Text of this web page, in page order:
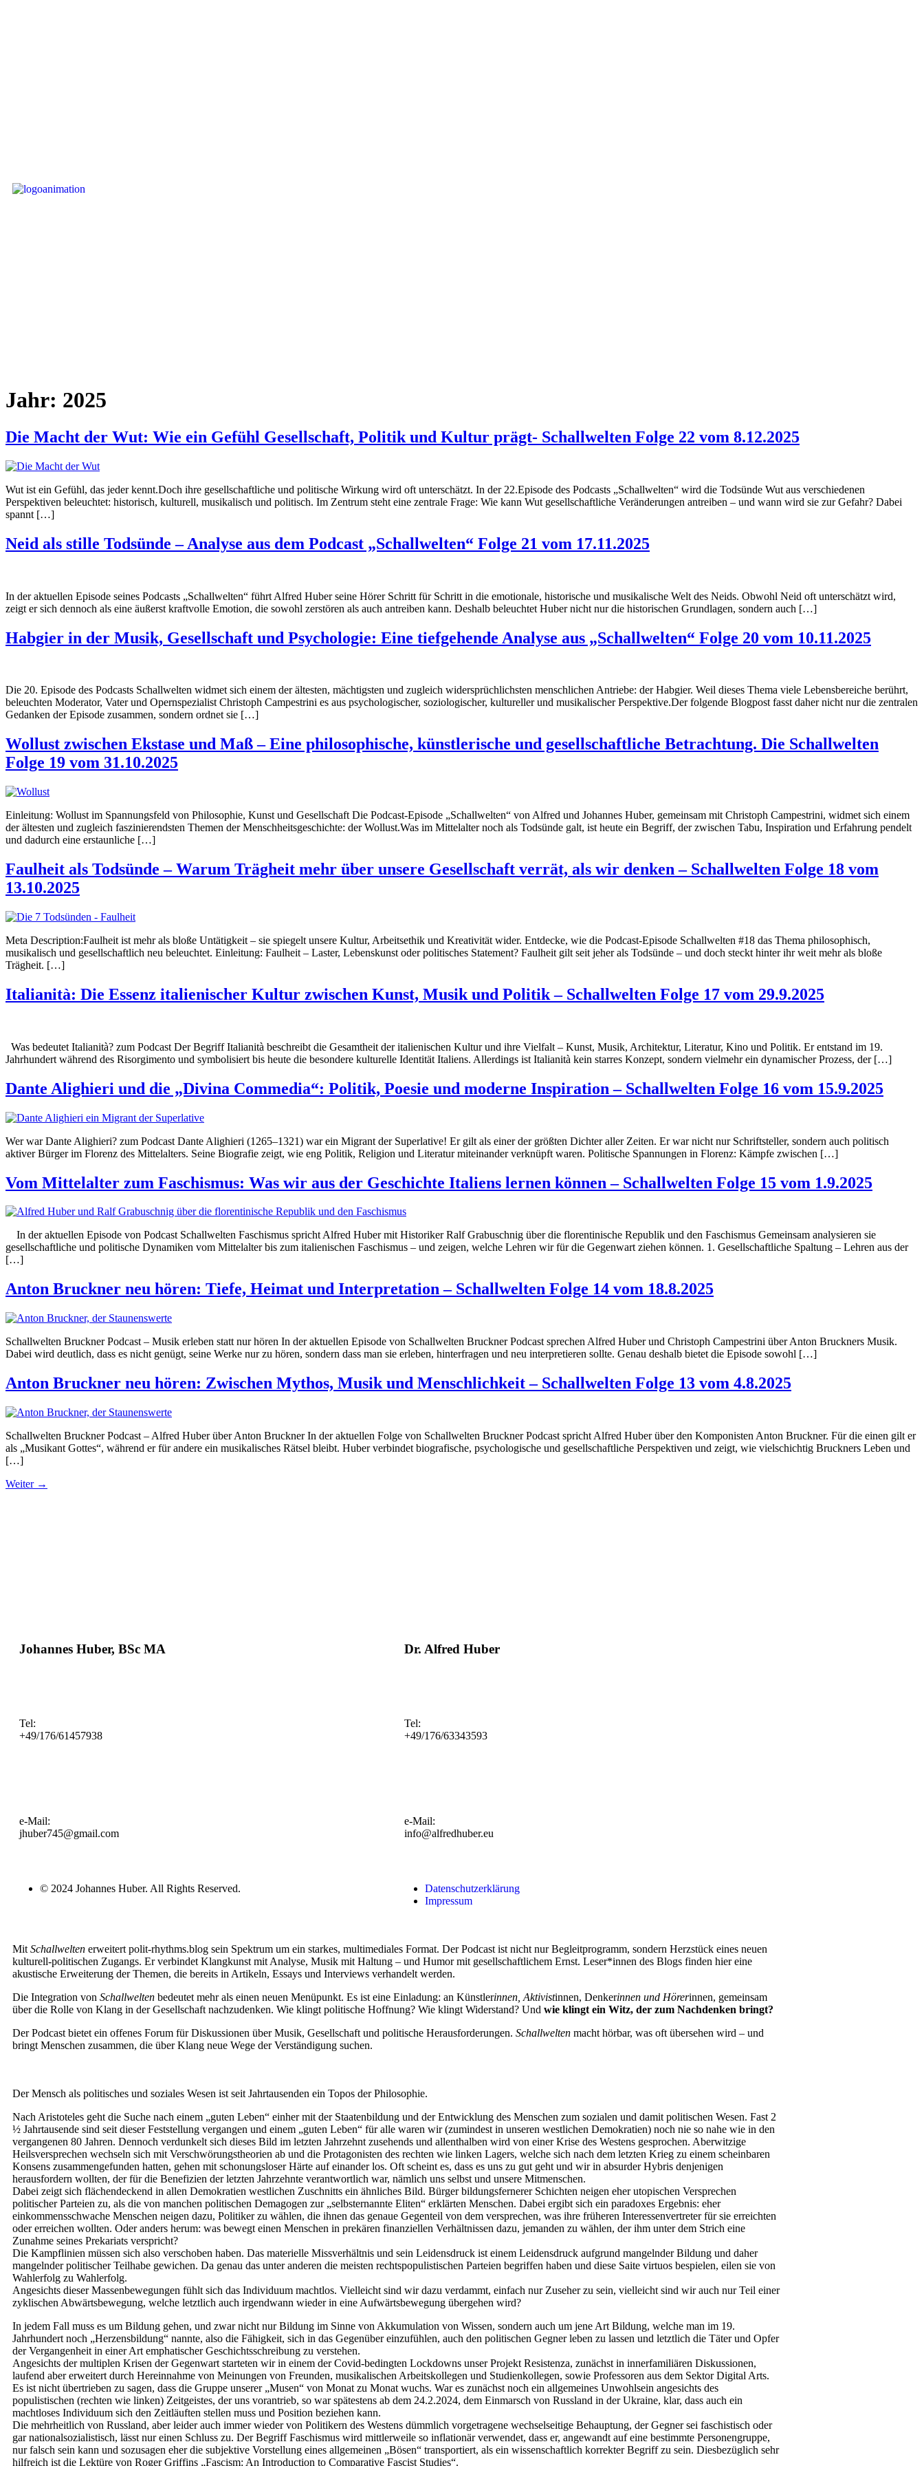
Jahr: 2025
Die Macht der Wut: Wie ein Gefühl Gesellschaft, Politik und Kultur prägt- Schallwelten Folge 22 vom 8.12.2025
Wut ist ein Gefühl, das jeder kennt.Doch ihre gesellschaftliche und politische Wirkung wird oft unterschätzt. In der 22.Episode des Podcasts „Schallwelten“ wird die Todsünde Wut aus verschiedenen
Perspektiven beleuchtet: historisch, kulturell, musikalisch und politisch. Im Zentrum steht eine zentrale Frage: Wie kann Wut gesellschaftliche Veränderungen antreiben – und wann wird sie zur Gefahr? Dabei
spannt […]
Neid als stille Todsünde – Analyse aus dem Podcast „Schallwelten“ Folge 21 vom 17.11.2025
In der aktuellen Episode seines Podcasts „Schallwelten“ führt Alfred Huber seine Hörer Schritt für Schritt in die emotionale, historische und musikalische Welt des Neids. Obwohl Neid oft unterschätzt wird,
zeigt er sich dennoch als eine äußerst kraftvolle Emotion, die sowohl zerstören als auch antreiben kann. Deshalb beleuchtet Huber nicht nur die historischen Grundlagen, sondern auch […]
Habgier in der Musik, Gesellschaft und Psychologie: Eine tiefgehende Analyse aus „Schallwelten“ Folge 20 vom 10.11.2025
Die 20. Episode des Podcasts Schallwelten widmet sich einem der ältesten, mächtigsten und zugleich widersprüchlichsten menschlichen Antriebe: der Habgier. Weil dieses Thema viele Lebensbereiche berührt,
beleuchten Moderator, Vater und Opernspezialist Christoph Campestrini es aus psychologischer, soziologischer, kultureller und musikalischer Perspektive.Der folgende Blogpost fasst daher nicht nur die zentralen
Gedanken der Episode zusammen, sondern ordnet sie […]
Wollust zwischen Ekstase und Maß – Eine philosophische, künstlerische und gesellschaftliche Betrachtung. Die Schallwelten
Folge 19 vom 31.10.2025
Einleitung: Wollust im Spannungsfeld von Philosophie, Kunst und Gesellschaft Die Podcast-Episode „Schallwelten“ von Alfred und Johannes Huber, gemeinsam mit Christoph Campestrini, widmet sich einem
der ältesten und zugleich faszinierendsten Themen der Menschheitsgeschichte: der Wollust.Was im Mittelalter noch als Todsünde galt, ist heute ein Begriff, der zwischen Tabu, Inspiration und Erfahrung pendelt
und dadurch eine erstaunliche […]
Faulheit als Todsünde – Warum Trägheit mehr über unsere Gesellschaft verrät, als wir denken – Schallwelten Folge 18 vom
13.10.2025
Meta Description:Faulheit ist mehr als bloße Untätigkeit – sie spiegelt unsere Kultur, Arbeitsethik und Kreativität wider. Entdecke, wie die Podcast-Episode Schallwelten #18 das Thema philosophisch,
musikalisch und gesellschaftlich neu beleuchtet. Einleitung: Faulheit – Laster, Lebenskunst oder politisches Statement? Faulheit gilt seit jeher als Todsünde – und doch steckt hinter ihr weit mehr als bloße
Trägheit. […]
Italianità: Die Essenz italienischer Kultur zwischen Kunst, Musik und Politik – Schallwelten Folge 17 vom 29.9.2025
Was bedeutet Italianità? zum Podcast Der Begriff Italianità beschreibt die Gesamtheit der italienischen Kultur und ihre Vielfalt – Kunst, Musik, Architektur, Literatur, Kino und Politik. Er entstand im 19.
Jahrhundert während des Risorgimento und symbolisiert bis heute die besondere kulturelle Identität Italiens. Allerdings ist Italianità kein starres Konzept, sondern vielmehr ein dynamischer Prozess, der […]
Dante Alighieri und die „Divina Commedia“: Politik, Poesie und moderne Inspiration – Schallwelten Folge 16 vom 15.9.2025
Wer war Dante Alighieri? zum Podcast Dante Alighieri (1265–1321) war ein Migrant der Superlative! Er gilt als einer der größten Dichter aller Zeiten. Er war nicht nur Schriftsteller, sondern auch politisch
aktiver Bürger im Florenz des Mittelalters. Seine Biografie zeigt, wie eng Politik, Religion und Literatur miteinander verknüpft waren. Politische Spannungen in Florenz: Kämpfe zwischen […]
Vom Mittelalter zum Faschismus: Was wir aus der Geschichte Italiens lernen können – Schallwelten Folge 15 vom 1.9.2025
In der aktuellen Episode von Podcast Schallwelten Faschismus spricht Alfred Huber mit Historiker Ralf Grabuschnig über die florentinische Republik und den Faschismus Gemeinsam analysieren sie
gesellschaftliche und politische Dynamiken vom Mittelalter bis zum italienischen Faschismus – und zeigen, welche Lehren wir für die Gegenwart ziehen können. 1. Gesellschaftliche Spaltung – Lehren aus der
[…]
Anton Bruckner neu hören: Tiefe, Heimat und Interpretation – Schallwelten Folge 14 vom 18.8.2025
Schallwelten Bruckner Podcast – Musik erleben statt nur hören In der aktuellen Episode von Schallwelten Bruckner Podcast sprechen Alfred Huber und Christoph Campestrini über Anton Bruckners Musik.
Dabei wird deutlich, dass es nicht genügt, seine Werke nur zu hören, sondern dass man sie erleben, hinterfragen und neu interpretieren sollte. Genau deshalb bietet die Episode sowohl […]
Anton Bruckner neu hören: Zwischen Mythos, Musik und Menschlichkeit – Schallwelten Folge 13 vom 4.8.2025
Schallwelten Bruckner Podcast – Alfred Huber über Anton Bruckner In der aktuellen Folge von Schallwelten Bruckner Podcast spricht Alfred Huber über den Komponisten Anton Bruckner. Für die einen gilt er
als „Musikant Gottes“, während er für andere ein musikalisches Rätsel bleibt. Huber verbindet biografische, psychologische und gesellschaftliche Perspektiven und zeigt, wie vielschichtig Bruckners Leben und
[…]
Weiter →
Johannes Huber, BSc MA
Tel:
+49/176/61457938
e-Mail:
jhuber745@gmail.com
Dr. Alfred Huber
Tel:
+49/176/63343593
e-Mail:
info@alfredhuber.eu
© 2024 Johannes Huber. All Rights Reserved.
Datenschutzerklärung
Impressum
Mit Schallwelten erweitert polit-rhythms.blog sein Spektrum um ein starkes, multimediales Format. Der Podcast ist nicht nur Begleitprogramm, sondern Herzstück eines neuen
kulturell-politischen Zugangs. Er verbindet Klangkunst mit Analyse, Musik mit Haltung – und Humor mit gesellschaftlichem Ernst. Leser*innen des Blogs finden hier eine
akustische Erweiterung der Themen, die bereits in Artikeln, Essays und Interviews verhandelt werden.
Die Integration von Schallwelten bedeutet mehr als einen neuen Menüpunkt. Es ist eine Einladung: an Künstlerinnen, Aktivistinnen, Denkerinnen und Hörerinnen, gemeinsam
über die Rolle von Klang in der Gesellschaft nachzudenken. Wie klingt politische Hoffnung? Wie klingt Widerstand? Und wie klingt ein Witz, der zum Nachdenken bringt?
Der Podcast bietet ein offenes Forum für Diskussionen über Musik, Gesellschaft und politische Herausforderungen. Schallwelten macht hörbar, was oft übersehen wird – und
bringt Menschen zusammen, die über Klang neue Wege der Verständigung suchen.
Der Mensch als politisches und soziales Wesen ist seit Jahrtausenden ein Topos der Philosophie.
Nach Aristoteles geht die Suche nach einem „guten Leben“ einher mit der Staatenbildung und der Entwicklung des Menschen zum sozialen und damit politischen Wesen. Fast 2
½ Jahrtausende sind seit dieser Feststellung vergangen und einem „guten Leben“ für alle waren wir (zumindest in unseren westlichen Demokratien) noch nie so nahe wie in den
vergangenen 80 Jahren. Dennoch verdunkelt sich dieses Bild im letzten Jahrzehnt zusehends und allenthalben wird von einer Krise des Westens gesprochen. Aberwitzige
Heilsversprechen wechseln sich mit Verschwörungstheorien ab und die Protagonisten des rechten wie linken Lagers, welche sich nach dem letzten Krieg zu einem scheinbaren
Konsens zusammengefunden hatten, gehen mit schonungsloser Härte auf einander los. Oft scheint es, dass es uns zu gut geht und wir in absurder Hybris denjenigen
herausfordern wollten, der für die Benefizien der letzten Jahrzehnte verantwortlich war, nämlich uns selbst und unsere Mitmenschen.
Dabei zeigt sich flächendeckend in allen Demokratien westlichen Zuschnitts ein ähnliches Bild. Bürger bildungsfernerer Schichten neigen eher utopischen Versprechen
politischer Parteien zu, als die von manchen politischen Demagogen zur „selbsternannte Eliten“ erklärten Menschen. Dabei ergibt sich ein paradoxes Ergebnis: eher
einkommensschwache Menschen neigen dazu, Politiker zu wählen, die ihnen das genaue Gegenteil von dem versprechen, was ihre früheren Interessenvertreter für sie erreichten
oder erreichen wollten. Oder anders herum: was bewegt einen Menschen in prekären finanziellen Verhältnissen dazu, jemanden zu wählen, der ihm unter dem Strich eine
Zunahme seines Prekariats verspricht?
Die Kampflinien müssen sich also verschoben haben. Das materielle Missverhältnis und sein Leidensdruck ist einem Leidensdruck aufgrund mangelnder Bildung und daher
mangelnder politischer Teilhabe gewichen. Da genau das unter anderen die meisten rechtspopulistischen Parteien begriffen haben und diese Saite virtuos bespielen, eilen sie von
Wahlerfolg zu Wahlerfolg.
Angesichts dieser Massenbewegungen fühlt sich das Individuum machtlos. Vielleicht sind wir dazu verdammt, einfach nur Zuseher zu sein, vielleicht sind wir auch nur Teil einer
zyklischen Abwärtsbewegung, welche letztlich auch irgendwann wieder in eine Aufwärtsbewegung übergehen wird?
In jedem Fall muss es um Bildung gehen, und zwar nicht nur Bildung im Sinne von Akkumulation von Wissen, sondern auch um jene Art Bildung, welche man im 19.
Jahrhundert noch „Herzensbildung“ nannte, also die Fähigkeit, sich in das Gegenüber einzufühlen, auch den politischen Gegner leben zu lassen und letztlich die Täter und Opfer
der Vergangenheit in einer Art emphatischer Geschichtsschreibung zu verstehen.
Angesichts der multiplen Krisen der Gegenwart starteten wir in einem der Covid-bedingten Lockdowns unser Projekt Resistenza, zunächst in innerfamiliären Diskussionen,
laufend aber erweitert durch Hereinnahme von Meinungen von Freunden, musikalischen Arbeitskollegen und Studienkollegen, sowie Professoren aus dem Sektor Digital Arts.
Es ist nicht übertrieben zu sagen, dass die Gruppe unserer „Musen“ von Monat zu Monat wuchs. War es zunächst noch ein allgemeines Unwohlsein angesichts des
populistischen (rechten wie linken) Zeitgeistes, der uns vorantrieb, so war spätestens ab dem 24.2.2024, dem Einmarsch von Russland in der Ukraine, klar, dass auch ein
machtloses Individuum sich den Zeitläuften stellen muss und Position beziehen kann.
Die mehrheitlich von Russland, aber leider auch immer wieder von Politikern des Westens dümmlich vorgetragene wechselseitige Behauptung, der Gegner sei faschistisch oder
gar nationalsozialistisch, lässt nur einen Schluss zu. Der Begriff Faschismus wird mittlerweile so inflationär verwendet, dass er, angewandt auf eine bestimmte Personengruppe,
nur falsch sein kann und sozusagen eher die subjektive Vorstellung eines allgemeinen „Bösen“ transportiert, als ein wissenschaftlich korrekter Begriff zu sein. Diesbezüglich sehr
hilfreich ist die Lektüre von Roger Griffins „Fascism: An Introduction to Comparative Fascist Studies“.